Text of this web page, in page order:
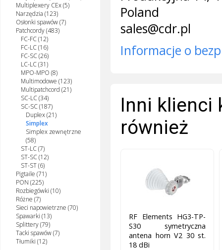
Multiplexery CEx (5)
Narzędzia (123)
Osłonki spawów (7)
Patchcordy (483)
FC-FC (12)
FC-LC (16)
FC-SC (26)
LC-LC (31)
MPO-MPO (8)
Multimodowe (123)
Multipatchcord (21)
SC-LC (34)
SC-SC (187)
Duplex (21)
Simplex
Simplex zewnętrzne
(58)
ST-LC (7)
ST-SC (12)
ST-ST (6)
Pigtaile (71)
PON (225)
Rozbiegówki (10)
Różne (7)
Sieci napowietrzne (70)
Spawarki (13)
Splittery (79)
Tacki spawów (7)
Tłumiki (12)
Poland
sales@cdr.pl
Informacje o
Inni klienci
również
RF Elements HG3-TP-
S30 symetryczna
antena horn V2 30 st.
18 dBi